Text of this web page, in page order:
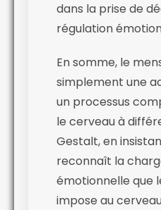
dans la prise de
régulation
En somme, le
simplement une
un processus
le cerveau à
Gestalt, en
reconnaît la
émotionnelle que
impose au